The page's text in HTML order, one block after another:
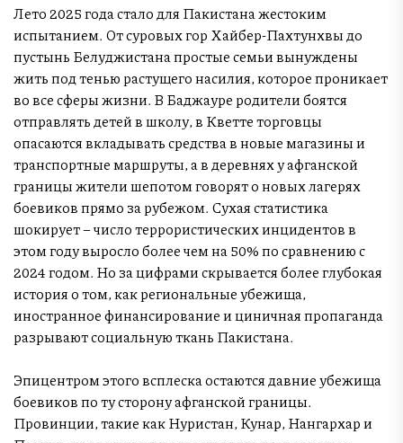
Лето 2025 года стало для Пакистана жестоким
испытанием. От суровых гор Хайбер-Пахтунхвы до
пустынь Белуджистана простые семьи вынуждены
жить под тенью растущего насилия, которое проникает
во все сферы жизни. В Баджауре родители боятся
отправлять детей в школу, в Кветте торговцы
опасаются вкладывать средства в новые магазины и
транспортные маршруты, а в деревнях у афганской
границы жители шепотом говорят о новых лагерях
боевиков прямо за рубежом. Сухая статистика
шокирует – число террористических инцидентов в
этом году выросло более чем на 50% по сравнению с
2024 годом. Но за цифрами скрывается более глубокая
история о том, как региональные убежища,
иностранное финансирование и циничная пропаганда
разрывают социальную ткань Пакистана.
Эпицентром этого всплеска остаются давние убежища
боевиков по ту сторону афганской границы.
Провинции, такие как Нуристан, Кунар, Нангархар и